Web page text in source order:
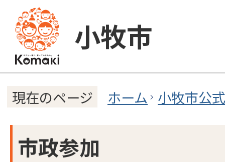
小牧市
現在のページ ホーム 小牧市公
市政参加